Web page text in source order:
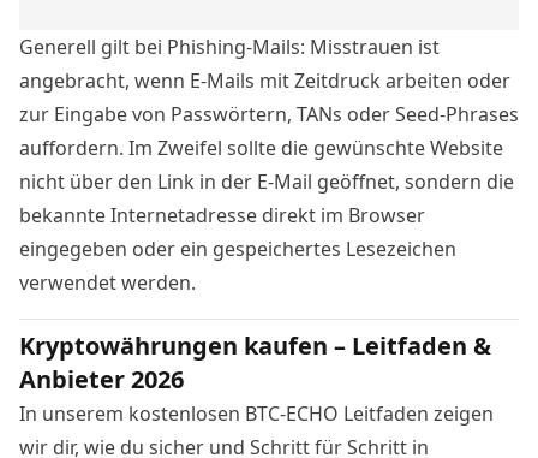
Generell gilt bei Phishing-Mails: Misstrauen ist
angebracht, wenn E-Mails mit Zeitdruck arbeiten oder
zur Eingabe von Passwörtern, TANs oder Seed-Phrases
auffordern. Im Zweifel sollte die gewünschte Website
nicht über den Link in der E-Mail geöffnet, sondern die
bekannte Internetadresse direkt im Browser
eingegeben oder ein gespeichertes Lesezeichen
verwendet werden.
Kryptowährungen kaufen – Leitfaden &
Anbieter 2026
In unserem kostenlosen BTC-ECHO Leitfaden zeigen
wir dir, wie du sicher und Schritt für Schritt in